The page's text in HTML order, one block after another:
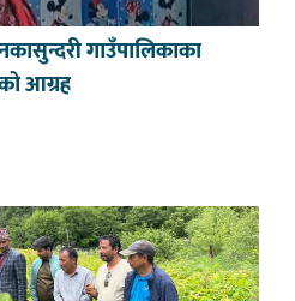
गाउँपालिकाका
आग्रह